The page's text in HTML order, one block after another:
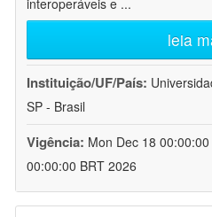
interoperáveis e ...
leia
Instituição/UF/País:
SP - Brasil
Vigência: Mon Dec 18
00:00:00 BRT 2026